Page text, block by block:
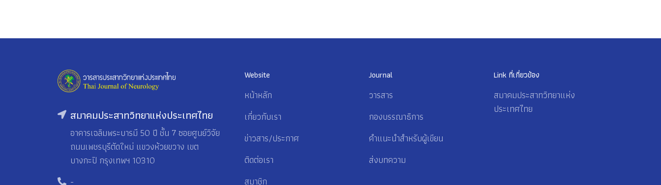
สมาคมประสาทวิทยาแห่งประเทศไทย
อาคารเฉลิมพระบารมี 50 ปี ชั้น 7 ซอยศูนย์วิจัย
ถนนเพชรบุรีตัดใหม่ แขวงห้วยขวาง เขต
บางกะปิ กรุงเทพฯ 10310
-
Website
หน้าหลัก
เกี่ยวกับเรา
ข่าวสาร/ประกาศ
ติดต่อเรา
สมาชิก
Journal
วารสาร
กองบรรณาธิการ
คำแนะนำสำหรับผู้เขียน
ส่งบทความ
Link ที่เกี่ยวข้อง
สมาคมประสาทวิทยาแห่ง
ประเทศไทย